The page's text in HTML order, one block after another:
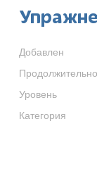
Добавлен
Уровень
Категория